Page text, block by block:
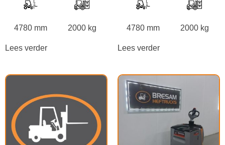
4780 mm 2000 kg
Lees verder
4780 mm 2000 kg
Lees verder